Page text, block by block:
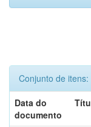
Conjunto de itens:
Data do
documento